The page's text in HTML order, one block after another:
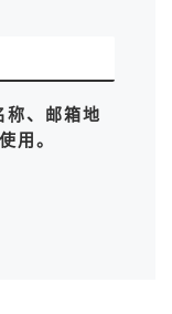
称、邮箱地
用。